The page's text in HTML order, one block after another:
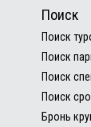
Поиск
Поиск
Поиск
Поиск
Поиск
Бронь